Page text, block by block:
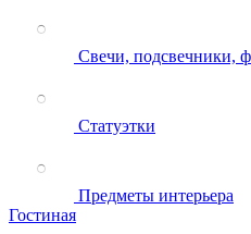
Свечи, подсвечники,
Статуэтки
Предметы интерьера
Гостиная